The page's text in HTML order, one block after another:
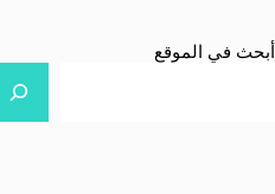
أبحث في الموقع